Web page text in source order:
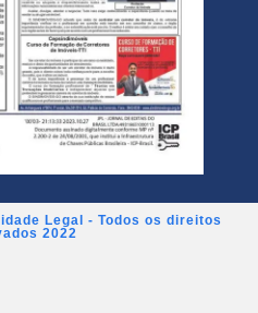
Legal - Todos os direitos
2022